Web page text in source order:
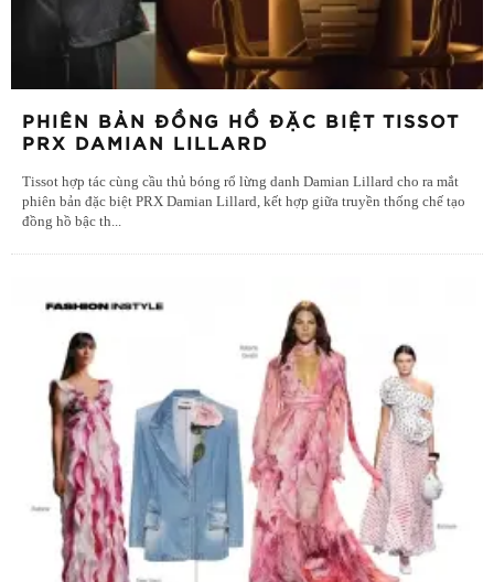
PHIÊN BẢN ĐỒNG HỒ ĐẶC BIỆT TISSOT
PRX DAMIAN LILLARD
Tissot hợp tác cùng cầu thủ bóng rổ lừng danh Damian Lillard cho ra mắt
phiên bản đặc biệt PRX Damian Lillard, kết hợp giữa truyền thống chế tạo
đồng hồ bậc th...